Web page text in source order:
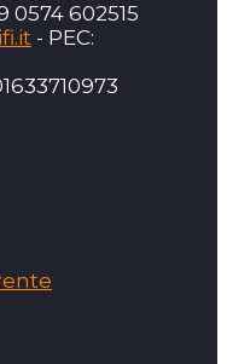
0574 602515
- PEC: